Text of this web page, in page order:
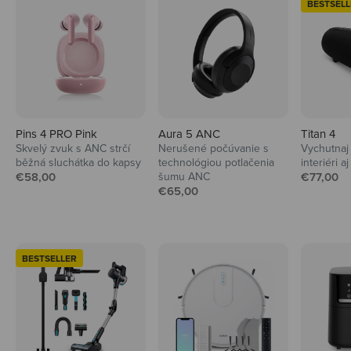
Pins 4 PRO Pink
Skvelý zvuk s ANC strčí
běžná sluchátka do kapsy
Predajná cena
€58,00
Aura 5 ANC
Nerušené počúvanie s
technológiou potlačenia
šumu ANC
Predajná cena
€65,00
Titan 4
interiéri
Predajná
€77,00
BESTSELLER